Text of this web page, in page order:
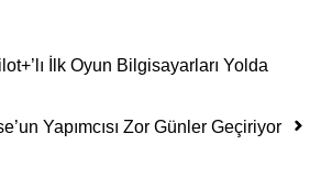
İlk Oyun Bilgisayarları Yolda
Yapımcısı Zor Günler Geçiriyor